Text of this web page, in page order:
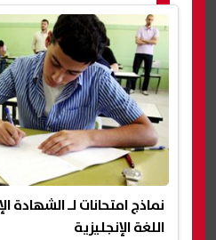
اللغة الإنجليزية